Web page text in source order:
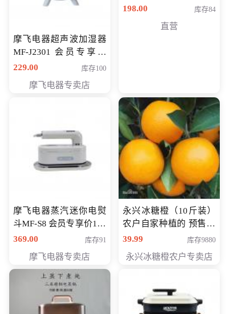
摩飞电器超声波加湿器
MF-J2301 会员专享价
168元
229.00 库存100
摩飞电器专卖店
198.00
库存84
直营
摩飞电器蒸汽迷你电熨
斗MF-S8 会员专享价168
元
369.00 库存91
摩飞电器专卖店
永兴冰糖橙（10斤装）
农户自家种植的 预售10
万斤 会员包邮专享价
39.99 库存9880
永兴冰糖橙农户专卖店